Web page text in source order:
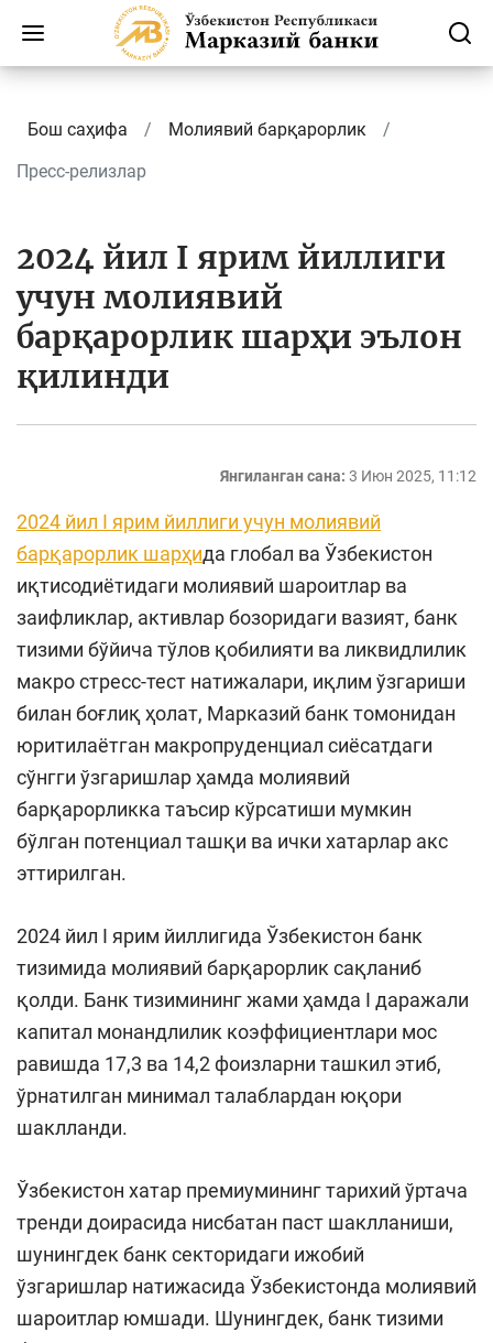
Бош саҳифа
Молиявий барқарорлик
Пресс-релизлар
2024 йил I ярим йиллиги
учун молиявий
барқарорлик шарҳи эълон
қилинди
Янгиланган сана: 3 Июн 2025, 11:12
2024 йил I ярим йиллиги учун молиявий
барқарорлик шарҳида глобал ва Ўзбекистон
иқтисодиётидаги молиявий шароитлар ва
заифликлар, активлар бозоридаги вазият, банк
тизими бўйича тўлов қобилияти ва ликвидлилик
макро стресс-тест натижалари, иқлим ўзгариши
билан боғлиқ ҳолат, Марказий банк томонидан
юритилаётган макропруденциал сиёсатдаги
сўнгги ўзгаришлар ҳамда молиявий
барқарорликка таъсир кўрсатиши мумкин
бўлган потенциал ташқи ва ички хатарлар акс
эттирилган.
2024 йил I ярим йиллигида Ўзбекистон банк
тизимида молиявий барқарорлик сақланиб
қолди. Банк тизимининг жами ҳамда I даражали
капитал монандлилик коэффициентлари мос
равишда 17,3 ва 14,2 фоизларни ташкил этиб,
ўрнатилган минимал талаблардан юқори
шаклланди.
Ўзбекистон хатар премиумининг тарихий ўртача
тренди доирасида нисбатан паст шаклланиши,
шунингдек банк секторидаги ижобий
ўзгаришлар натижасида Ўзбекистонда молиявий
шароитлар юмшади. Шунингдек, банк тизими